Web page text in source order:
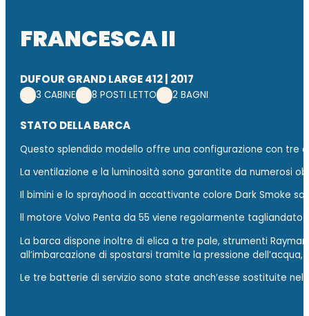
FRANCESCA II
DUFOUR GRAND LARGE 412 | 2017
3 CABINE 8 POSTI LETTO 2 BAGNI
STATO DELLA BARCA
Questo splendido modello offre una configurazione con tre
La ventilazione e la luminosità sono garantite da numerosi
Il bimini e lo sprayhood in accattivante colore Dark Smoke
ll motore Volvo Penta da 55 viene regolarmente tagliandato
La barca dispone inoltre di elica a tre pale, strumenti
all’imbarcazione di spostarsi tramite la pressione
Le tre batterie di servizio sono state anch’esse sostituite